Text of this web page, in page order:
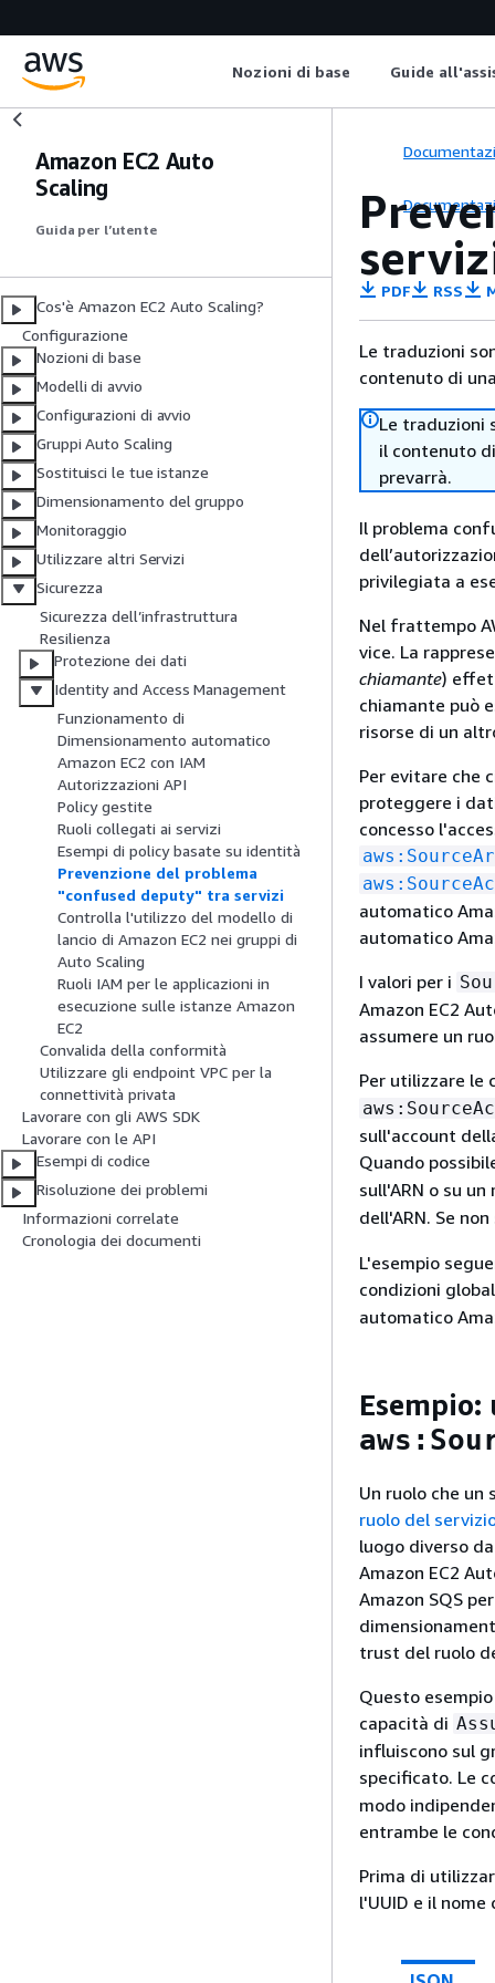
Nozioni di base Guide
Amazon EC2 Auto
Scaling
Guida per l’utente
Cos'è Amazon EC2 Auto Scaling?
Configurazione
Nozioni di base
Modelli di avvio
Configurazioni di avvio
Gruppi Auto Scaling
Sostituisci le tue istanze
Dimensionamento del gruppo
Monitoraggio
Utilizzare altri Servizi
Sicurezza
Sicurezza dell’infrastruttura
Resilienza
Protezione dei dati
Identity and Access Management
Funzionamento di
Dimensionamento automatico
Amazon EC2 con IAM
Autorizzazioni API
Policy gestite
Ruoli collegati ai servizi
Esempi di policy basate su identità
Prevenzione del problema
"confused deputy" tra servizi
Controlla l'utilizzo del modello di
lancio di Amazon EC2 nei gruppi di
Auto Scaling
Ruoli IAM per le applicazioni in
esecuzione sulle istanze Amazon
EC2
Convalida della conformità
Utilizzare gli endpoint VPC per la
connettività privata
Lavorare con gli AWS SDK
Lavorare con le API
Esempi di codice
Risoluzione dei problemi
Informazioni correlate
Cronologia dei documenti
PDF RSS
Le traduzioni
contenuto di
Le traduzioni
il contenuto
prevarrà.
Il problema
privilegiata a
Nel frattempo
vice. La
chiamante)
chiamante può
risorse di un
Per evitare che
proteggere i
concesso
automatico
automatico
I valori per i
Amazon EC2
assumere un
Per utilizzare le
sull'account
Quando
sull'ARN o su
dell'ARN. Se
L'esempio
condizioni
automatico
Un ruolo che un
ruolo del
luogo diverso
Amazon EC2
Amazon SQS
trust del ruolo
Questo
capacità di
influiscono sul
specificato. Le
modo
entrambe le
Prima di
l'UUID e il